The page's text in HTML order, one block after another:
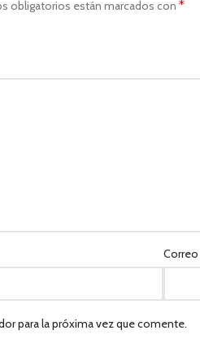
obligatorios están marcados con *
para la próxima vez que comente.